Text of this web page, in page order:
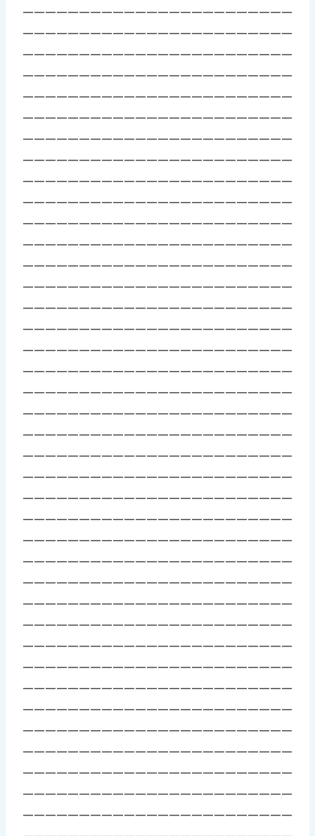
————————————————————————
————————————————————————
————————————————————————
————————————————————————
————————————————————————
————————————————————————
————————————————————————
————————————————————————
————————————————————————
————————————————————————
————————————————————————
————————————————————————
————————————————————————
————————————————————————
————————————————————————
————————————————————————
————————————————————————
————————————————————————
————————————————————————
————————————————————————
————————————————————————
————————————————————————
————————————————————————
————————————————————————
————————————————————————
————————————————————————
————————————————————————
————————————————————————
————————————————————————
————————————————————————
————————————————————————
————————————————————————
————————————————————————
————————————————————————
————————————————————————
————————————————————————
————————————————————————
————————————————————————
————————————————————————